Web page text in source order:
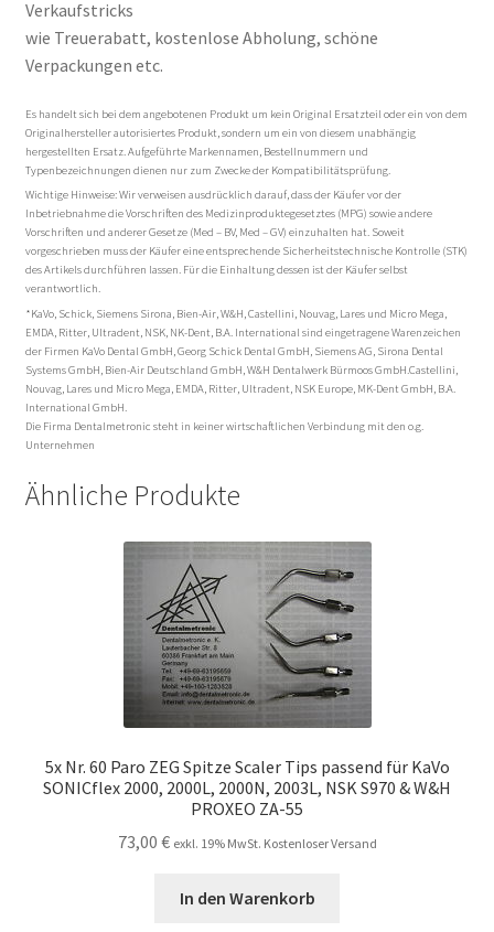
Verkaufstricks
wie Treuerabatt, kostenlose Abholung, schöne
Verpackungen etc.
Es handelt sich bei dem angebotenen Produkt um kein Original Ersatzteil oder ein von dem
Originalhersteller autorisiertes Produkt, sondern um ein von diesem unabhängig
hergestellten Ersatz. Aufgeführte Markennamen, Bestellnummern und
Typenbezeichnungen dienen nur zum Zwecke der Kompatibilitätsprüfung.
Wichtige Hinweise: Wir verweisen ausdrücklich darauf, dass der Käufer vor der
Inbetriebnahme die Vorschriften des Medizinproduktegesetztes (MPG) sowie andere
Vorschriften und anderer Gesetze (Med – BV, Med – GV) einzuhalten hat. Soweit
vorgeschrieben muss der Käufer eine entsprechende Sicherheitstechnische Kontrolle (STK)
des Artikels durchführen lassen. Für die Einhaltung dessen ist der Käufer selbst
verantwortlich.
*KaVo, Schick, Siemens Sirona, Bien-Air, W&H, Castellini, Nouvag, Lares und Micro Mega,
EMDA, Ritter, Ultradent, NSK, NK-Dent, B.A. International sind eingetragene Warenzeichen
der Firmen KaVo Dental GmbH, Georg Schick Dental GmbH, Siemens AG, Sirona Dental
Systems GmbH, Bien-Air Deutschland GmbH, W&H Dentalwerk Bürmoos GmbH.Castellini,
Nouvag, Lares und Micro Mega, EMDA, Ritter, Ultradent, NSK Europe, MK-Dent GmbH, B.A.
International GmbH.
Die Firma Dentalmetronic steht in keiner wirtschaftlichen Verbindung mit den o.g.
Unternehmen
Ähnliche Produkte
5x Nr. 60 Paro ZEG Spitze Scaler Tips passend für KaVo
SONICflex 2000, 2000L, 2000N, 2003L, NSK S970 & W&H
PROXEO ZA-55
73,00 € exkl. 19% MwSt. Kostenloser Versand
In den Warenkorb